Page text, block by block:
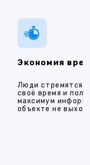
Экономия
Люди стремятся
своё время и
максимум
объекте не